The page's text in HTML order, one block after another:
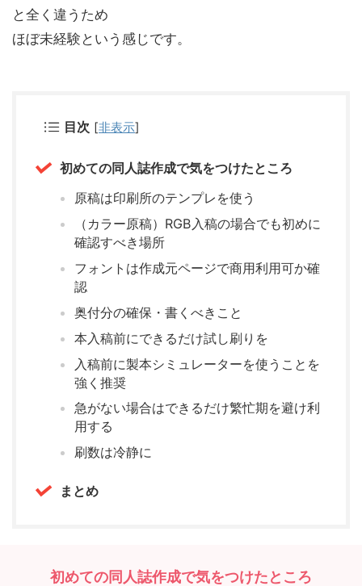
と全く違うため
ほぼ未経験という感じです。
目次 [非表示]
初めての同人誌作成で気をつけたところ
原稿は印刷所のテンプレを使う
（カラー原稿）RGB入稿の場合でも初めに
確認すべき場所
フォントは作成元ページで商用利用可か確
認
奥付分の確保・書くべきこと
本入稿前にできるだけ試し刷りを
入稿前に製本シミュレーターを使うことを
強く推奨
急がない場合はできるだけ繁忙期を避け利
用する
刷数は冷静に
まとめ
初めての同人誌作成で気をつけたところ